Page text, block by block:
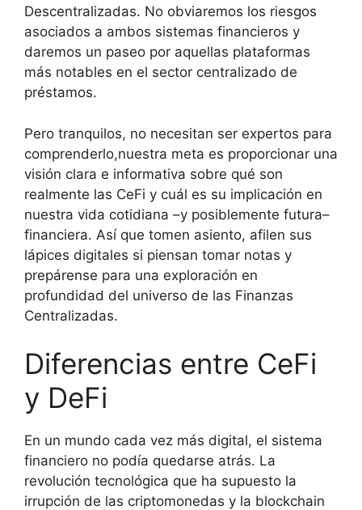
Descentralizadas. No obviaremos los riesgos
asociados a ambos sistemas financieros y
daremos un paseo por aquellas plataformas
más notables en el sector centralizado de
préstamos.
Pero tranquilos, no necesitan ser expertos para
comprenderlo,nuestra meta es proporcionar una
visión clara e informativa sobre qué son
realmente las CeFi y cuál es su implicación en
nuestra vida cotidiana –y posiblemente futura–
financiera. Así que tomen asiento, afilen sus
lápices digitales si piensan tomar notas y
prepárense para una exploración en
profundidad del universo de las Finanzas
Centralizadas.
Diferencias entre CeFi
y DeFi
En un mundo cada vez más digital, el sistema
financiero no podía quedarse atrás. La
revolución tecnológica que ha supuesto la
irrupción de las criptomonedas y la blockchain